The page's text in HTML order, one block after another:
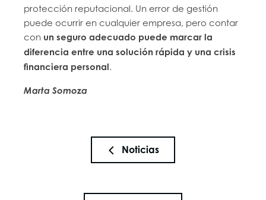
protección reputacional. Un error de gestión
puede ocurrir en cualquier empresa, pero contar
con un seguro adecuado puede marcar la
diferencia entre una solución rápida y una crisis
financiera personal.
Marta Somoza
Noticias